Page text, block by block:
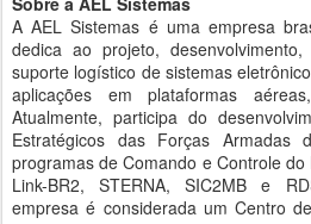
A AEL Sistemas é uma empresa
dedica ao projeto,
suporte logístico de sistemas
aplicações em plataformas
Atualmente, participa do
Estratégicos das Forças
programas de Comando e Controle
Link-BR2, STERNA, SIC2MB e
empresa é considerada um Centro